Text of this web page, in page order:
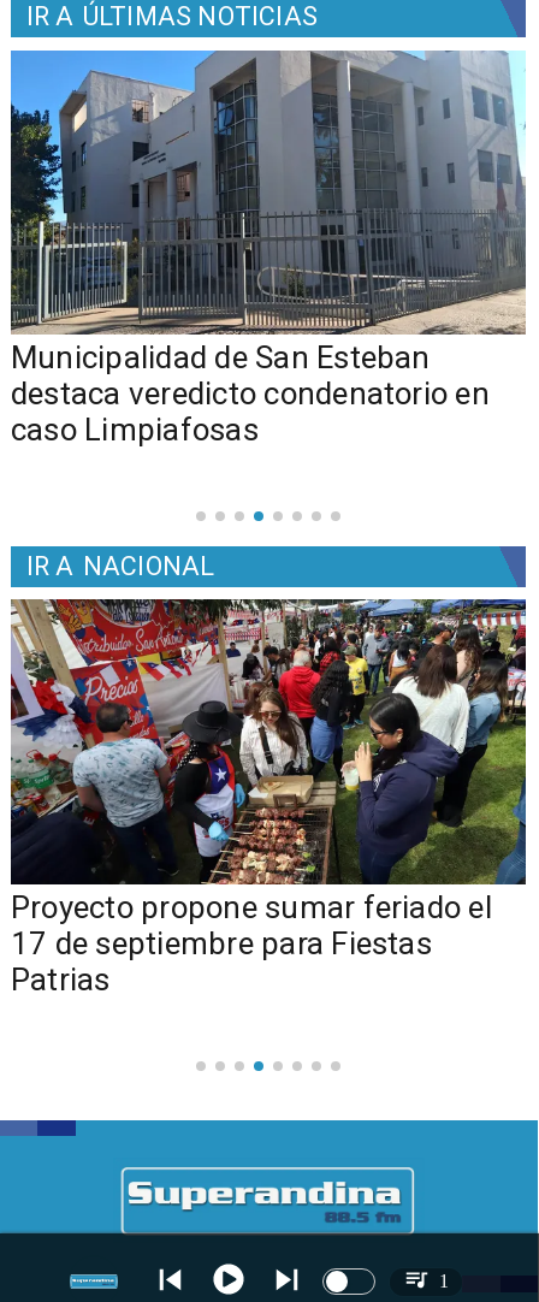
IR A ÚLTIMAS NOTICIAS
Municipalidad de San Esteban
destaca veredicto condenatorio en
caso Limpiafosas
IR A NACIONAL
Proyecto propone sumar feriado el
17 de septiembre para Fiestas
Patrias
1